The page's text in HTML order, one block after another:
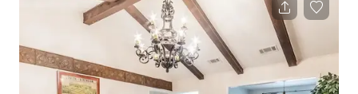
événement chez nous.